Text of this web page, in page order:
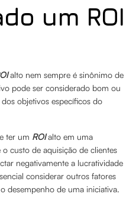
um ROI
alto nem sempre é sinônimo de
pode ser considerado bom ou
objetivos específicos do
ter um ROIalto em uma
custo de aquisição de clientes
negativamente a lucratividade
considerar outros fatores
desempenho de uma iniciativa.